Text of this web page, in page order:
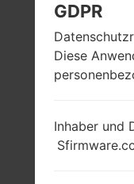
GDPR
Diese
Inhaber und